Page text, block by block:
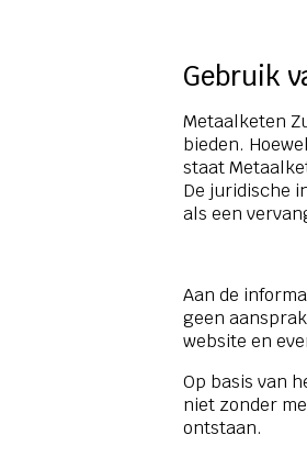
Gebruik
Metaalketen
bieden.
staat
De juridische
als een
Aan de
geen
website en
Op basis van
niet zonder
ontstaan.